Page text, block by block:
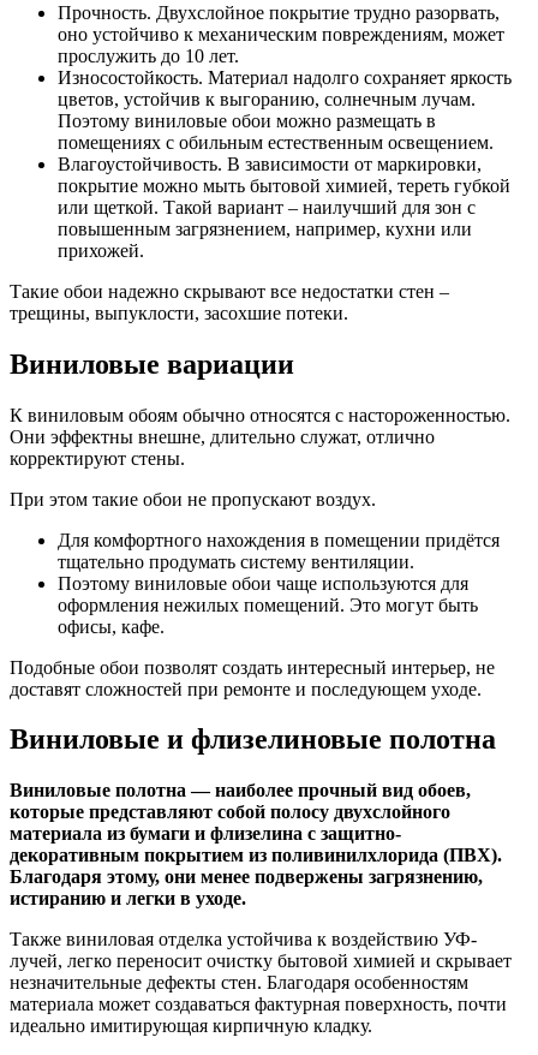
Прочность. Двухслойное покрытие трудно разорвать,
оно устойчиво к механическим повреждениям, может
прослужить до 10 лет.
Износостойкость. Материал надолго сохраняет яркость
цветов, устойчив к выгоранию, солнечным лучам.
Поэтому виниловые обои можно размещать в
помещениях с обильным естественным освещением.
Влагоустойчивость. В зависимости от маркировки,
покрытие можно мыть бытовой химией, тереть губкой
или щеткой. Такой вариант – наилучший для зон с
повышенным загрязнением, например, кухни или
прихожей.
Такие обои надежно скрывают все недостатки стен –
трещины, выпуклости, засохшие потеки.
Виниловые вариации
К виниловым обоям обычно относятся с настороженностью.
Они эффектны внешне, длительно служат, отлично
корректируют стены.
При этом такие обои не пропускают воздух.
Для комфортного нахождения в помещении придётся
тщательно продумать систему вентиляции.
Поэтому виниловые обои чаще используются для
оформления нежилых помещений. Это могут быть
офисы, кафе.
Подобные обои позволят создать интересный интерьер, не
доставят сложностей при ремонте и последующем уходе.
Виниловые и флизелиновые полотна
Виниловые полотна — наиболее прочный вид обоев,
которые представляют собой полосу двухслойного
материала из бумаги и флизелина с защитно-
декоративным покрытием из поливинилхлорида (ПВХ).
Благодаря этому, они менее подвержены загрязнению,
истиранию и легки в уходе.
Также виниловая отделка устойчива к воздействию УФ-
лучей, легко переносит очистку бытовой химией и скрывает
незначительные дефекты стен. Благодаря особенностям
материала может создаваться фактурная поверхность, почти
идеально имитирующая кирпичную кладку.